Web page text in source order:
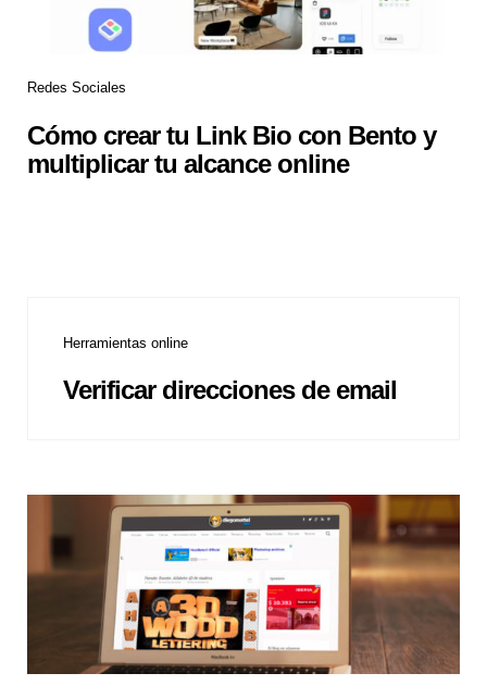
Redes Sociales
Cómo crear tu Link Bio con Bento y
multiplicar tu alcance online
Herramientas online
Verificar direcciones de email